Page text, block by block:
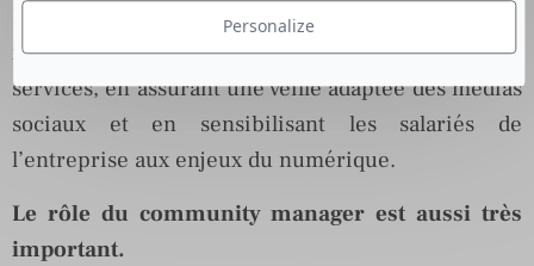
Il faut identifier et anticiper les risques d’une
marque en analysant les failles des produits ou
services, en assurant une veille adaptée des médias
sociaux et en sensibilisant les salariés de
l’entreprise aux enjeux du numérique.
Le rôle du community manager est aussi très
important.
Personalize